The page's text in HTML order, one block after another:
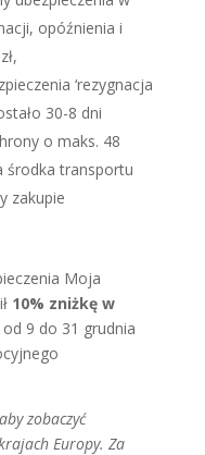
opóźnienia i
‘rezygnacja
30-8 dni
o maks. 48
środka transportu
zakupie
Moja
10% zniżkę w
9 do 31 grudnia
zobaczyć
Europy. Za